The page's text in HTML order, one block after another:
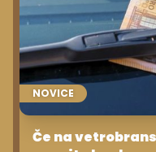
NOVICE
Če na